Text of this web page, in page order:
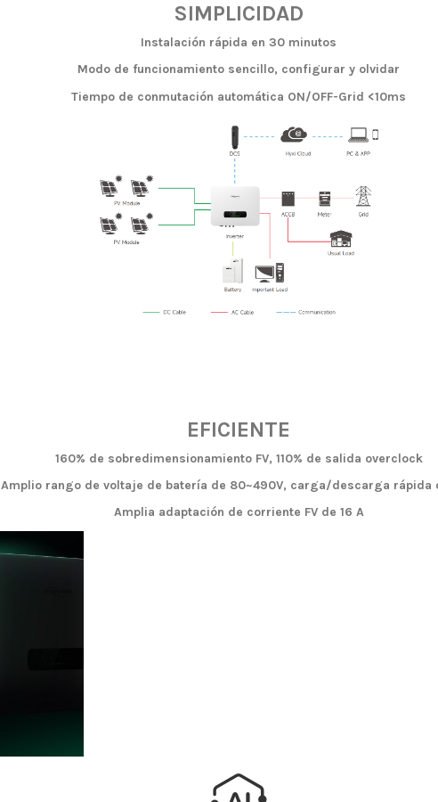
SIMPLICIDAD
Instalación rápida en 30 minutos
Modo de funcionamiento sencillo, configurar y olvidar
Tiempo de conmutación automática ON/OFF-Grid <10ms
EFICIENTE
160% de sobredimensionamiento FV, 110% de salida overclock
Amplio rango de voltaje de batería de 80~490V, carga/descarga rápida
Amplia adaptación de corriente FV de 16 A